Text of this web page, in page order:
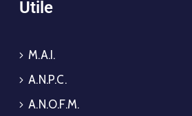
Utile
M.A.I.
A.N.P.C.
A.N.O.F.M.